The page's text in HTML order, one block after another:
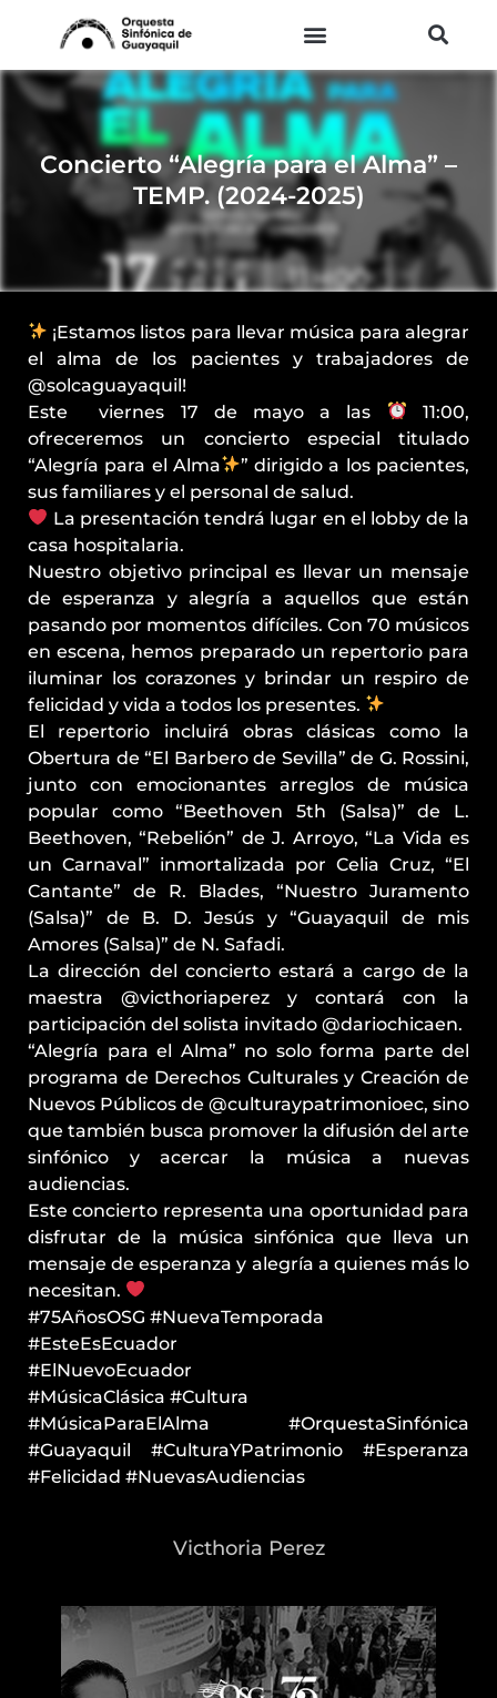
contenido
Concierto “Alegría para el Alma” –
TEMP. (2024-2025)
¡Estamos listos para llevar música para alegrar
el alma de los pacientes y trabajadores de
@solcaguayaquil!
Este
viernes 17 de mayo a las
11:00,
ofreceremos un concierto especial titulado
“Alegría para el Alma
” dirigido a los pacientes,
sus familiares y el personal de salud.
La presentación tendrá lugar en el lobby de la
casa hospitalaria.
Nuestro objetivo principal es llevar un mensaje
de esperanza y alegría a aquellos que están
pasando por momentos difíciles. Con 70 músicos
en escena, hemos preparado un repertorio para
iluminar los corazones y brindar un respiro de
felicidad y vida a todos los presentes.
El repertorio incluirá obras clásicas como la
Obertura de “El Barbero de Sevilla” de G. Rossini,
junto con emocionantes arreglos de música
popular como “Beethoven 5th (Salsa)” de L.
Beethoven, “Rebelión” de J. Arroyo, “La Vida es
un Carnaval” inmortalizada por Celia Cruz, “El
Cantante” de R. Blades, “Nuestro Juramento
(Salsa)” de B. D. Jesús y “Guayaquil de mis
Amores (Salsa)” de N. Safadi.
La dirección del concierto estará a cargo de la
maestra @victhoriaperez y contará con la
participación del solista invitado @dariochicaen.
“Alegría para el Alma” no solo forma parte del
programa de Derechos Culturales y Creación de
Nuevos Públicos de @culturaypatrimonioec, sino
que también busca promover la difusión del arte
sinfónico y acercar la música a nuevas
audiencias.
Este concierto representa una oportunidad para
disfrutar de la música sinfónica que lleva un
mensaje de esperanza y alegría a quienes más lo
necesitan.
#75AñosOSG #NuevaTemporada
#EsteEsEcuador
#ElNuevoEcuador
#MúsicaClásica #Cultura
#MúsicaParaElAlma #OrquestaSinfónica
#Guayaquil #CulturaYPatrimonio #Esperanza
#Felicidad #NuevasAudiencias
Victhoria Perez